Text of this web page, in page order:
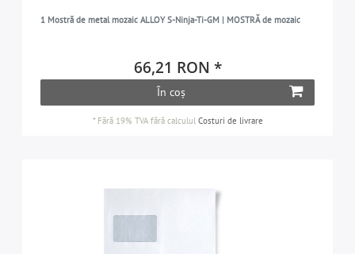
1 Mostră de metal mozaic ALLOY S-Ninja-Ti-GM | MOSTRĂ de mozaic
66,21 RON *
În coș
* Fără 19% TVAfără calculul Costuri de livrare